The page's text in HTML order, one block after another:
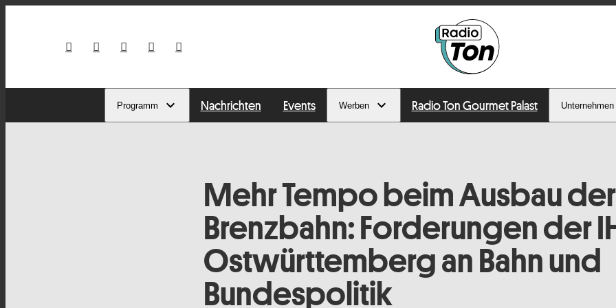
Programm Nachrichten Events Werben Radio Ton Gourmet Palast Unternehmen
Mehr Tempo beim Ausbau der
Brenzbahn: Forderungen der
Ostwürttemberg an Bahn und
Bundespolitik